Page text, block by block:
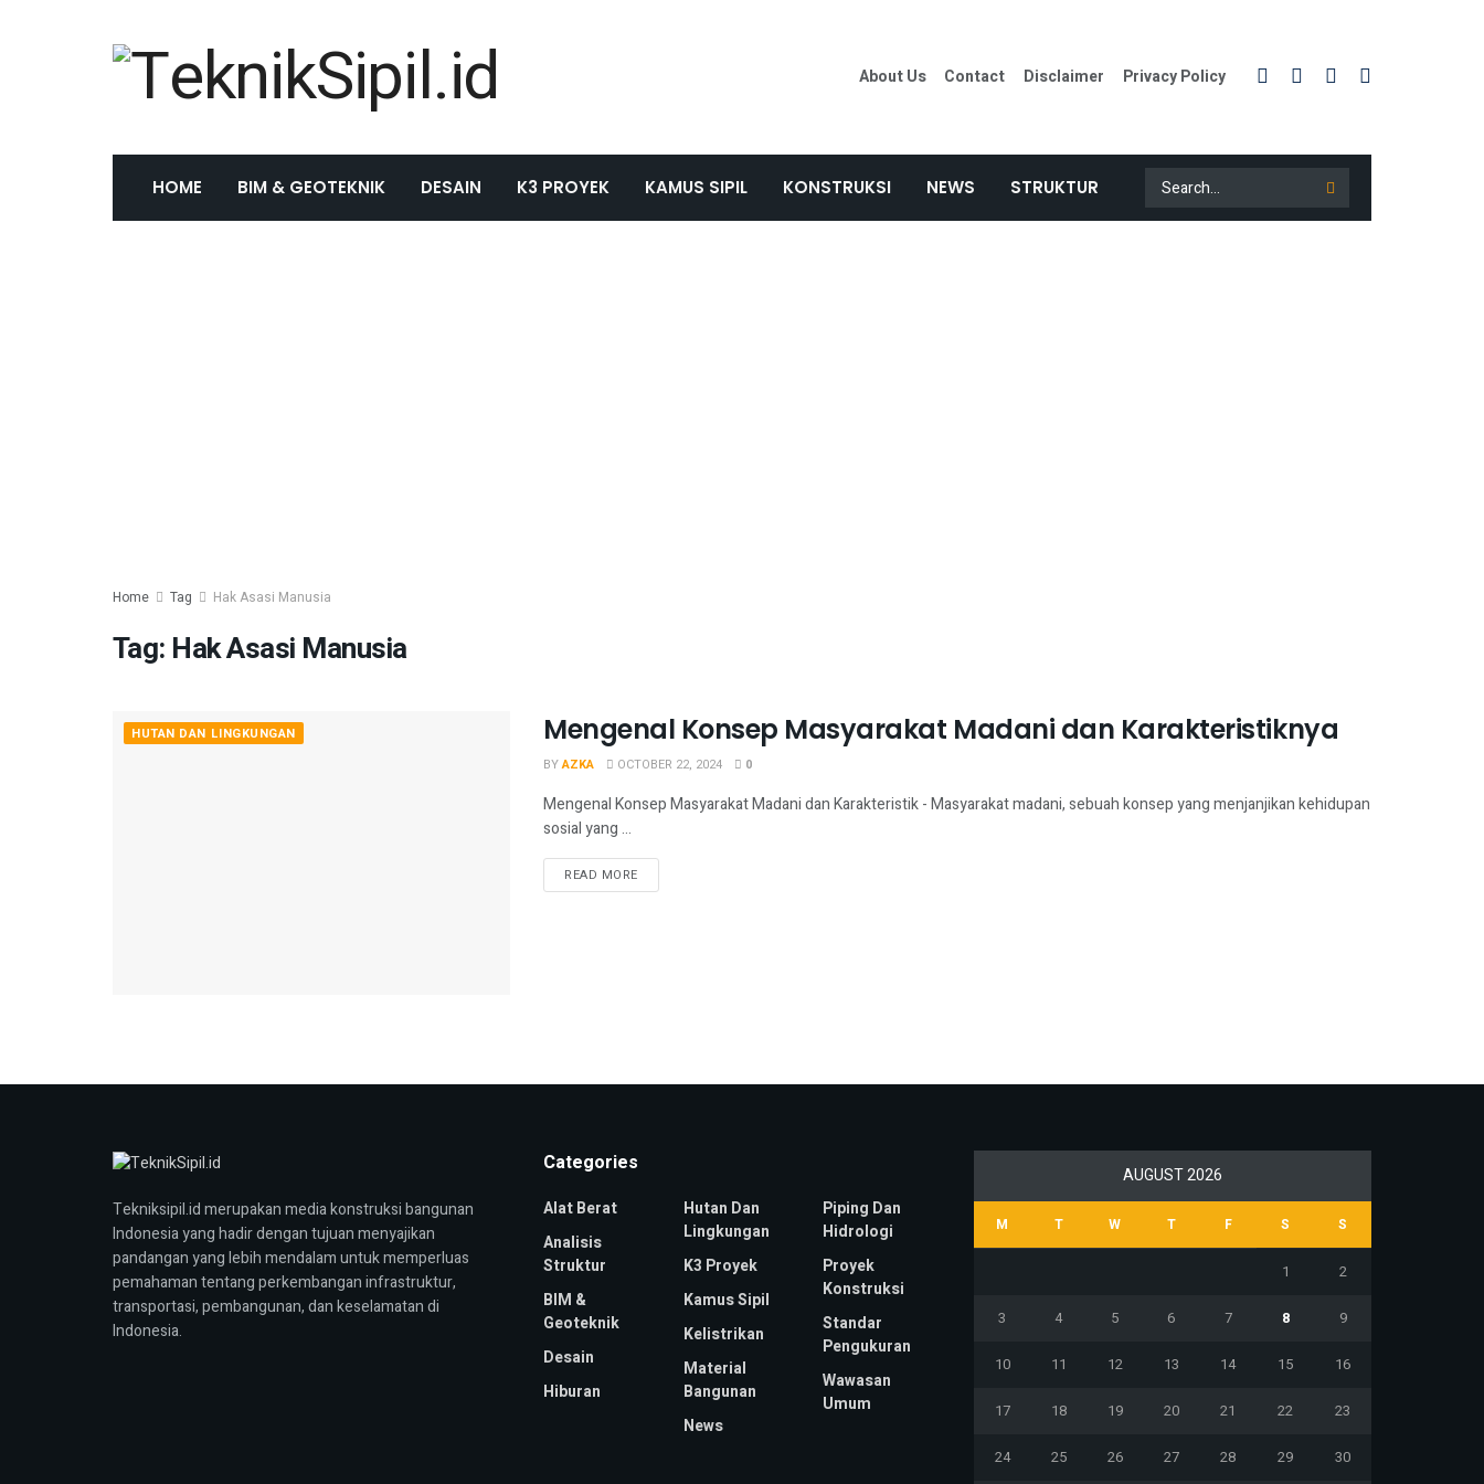
About Us Contact Disclaimer Privacy Policy
HOME BIM & GEOTEKNIK DESAIN K3 PROYEK KAMUS SIPIL KONSTRUKSI NEWS STRUKTUR
Home Tag Hak Asasi Manusia
Tag: Hak Asasi Manusia
HUTAN DAN LINGKUNGAN Mengenal Konsep Masyarakat Madani dan Karakteristiknya
BYAZKA OCTOBER 22, 2024 0
Mengenal Konsep Masyarakat Madani dan Karakteristik - Masyarakat madani, sebuah konsep yang menjanjikan kehidupan
sosial yang ...
READ MORE
Tekniksipil.id merupakan media konstruksi bangunan
Indonesia yang hadir dengan tujuan menyajikan
pandangan yang lebih mendalam untuk memperluas
pemahaman tentang perkembangan infrastruktur,
transportasi, pembangunan, dan keselamatan di
Indonesia.
Categories
Alat Berat
Analisis
Struktur
BIM &
Geoteknik
Desain
Hiburan
Hutan Dan
Lingkungan
K3 Proyek
Kamus Sipil
Kelistrikan
Material
Bangunan
News
Piping Dan
Hidrologi
Proyek
Konstruksi
Standar
Pengukuran
Wawasan
Umum
AUGUST 2026
M T W T F S S
1 2
3 4 5 6 7 8 9
10 11 12 13 14 15 16
17 18 19 20 21 22 23
24 25 26 27 28 29 30